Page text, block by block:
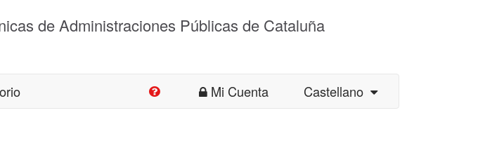
de Administraciones Públicas de Cataluña
Mi Cuenta Castellano